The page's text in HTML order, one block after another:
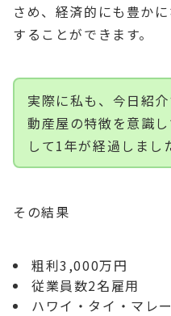
さめ、経済的にも豊か
することができます。
実際に私も、今日紹
動産屋の特徴を意識
して1年が経過しまし
その結果
粗利3,000万円
従業員数2名雇用
ハワイ・タイ・マレ